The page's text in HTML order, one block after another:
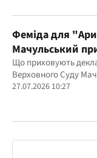
Феміда для
Мачульський
вердикту на
Що приховують
Верховного Суду
27.07.2026 10:27